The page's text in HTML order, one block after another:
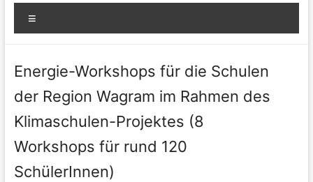
Energie-Workshops für die Schulen
der Region Wagram im Rahmen des
Klimaschulen-Projektes (8
Workshops für rund 120
SchülerInnen)